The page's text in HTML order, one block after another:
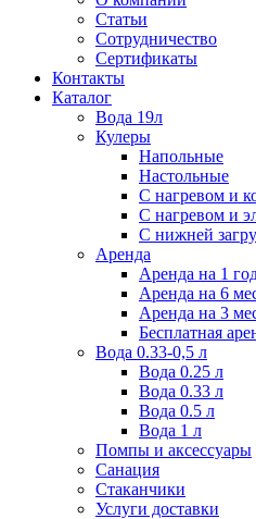
Статьи
Сотрудничество
Сертификаты
Контакты
Каталог
Вода 19л
Кулеры
Напольные
Настольные
С нагревом и
С нагревом и
С нижней
Аренда
Аренда на 1
Аренда на 6
Аренда на 3
Бесплатная
Вода 0.33-0,5 л
Вода 0.25 л
Вода 0.33 л
Вода 0.5 л
Вода 1 л
Помпы и аксессуары
Санация
Стаканчики
Услуги доставки